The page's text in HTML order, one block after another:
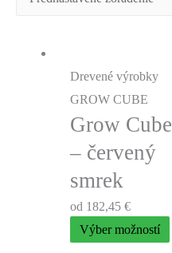
Drevené výrobky
GROW CUBE
Grow Cube
– červený
smrek
od 182,45 €
Výber možností